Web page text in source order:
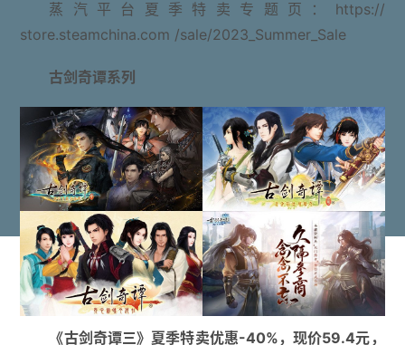
蒸汽平台夏季特卖专题页：https://
store.steamchina.com /sale/2023_Summer_Sale
古剑奇谭系列
《古剑奇谭三》夏季特卖优惠-40%，现价59.4元，